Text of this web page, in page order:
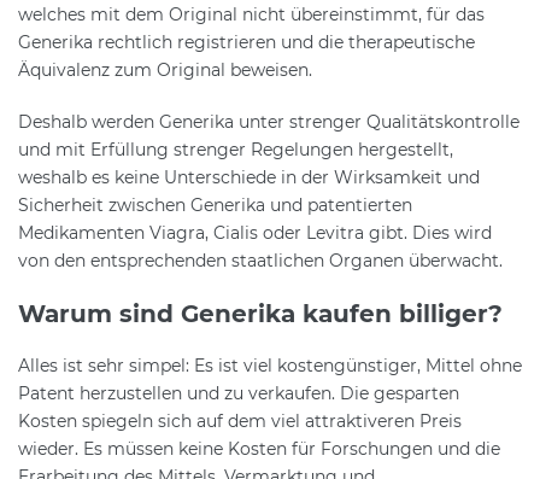
welches mit dem Original nicht übereinstimmt, für das
Generika rechtlich registrieren und die therapeutische
Äquivalenz zum Original beweisen.
Deshalb werden Generika unter strenger Qualitätskontrolle
und mit Erfüllung strenger Regelungen hergestellt,
weshalb es keine Unterschiede in der Wirksamkeit und
Sicherheit zwischen Generika und patentierten
Medikamenten Viagra, Cialis oder Levitra gibt. Dies wird
von den entsprechenden staatlichen Organen überwacht.
Warum sind Generika kaufen billiger?
Alles ist sehr simpel: Es ist viel kostengünstiger, Mittel ohne
Patent herzustellen und zu verkaufen. Die gesparten
Kosten spiegeln sich auf dem viel attraktiveren Preis
wieder. Es müssen keine Kosten für Forschungen und die